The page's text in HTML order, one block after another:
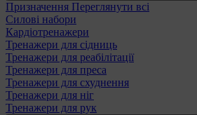
Призначення Переглянути всі
Силові набори
Кардіотренажери
Тренажери для сідниць
Тренажери для реабілітації
Тренажери для преса
Тренажери для схуднення
Тренажери для ніг
Тренажери для рук